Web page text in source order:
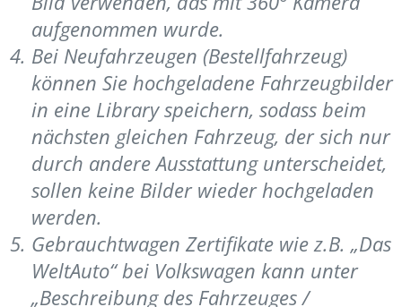
aufgenommen wurde.
Bei Neufahrzeugen (Bestellfahrzeug)
können Sie hochgeladene Fahrzeugbilder
in eine Library speichern, sodass beim
nächsten gleichen Fahrzeug, der sich nur
durch andere Ausstattung unterscheidet,
sollen keine Bilder wieder hochgeladen
werden.
Gebrauchtwagen Zertifikate wie z.B. „Das
WeltAuto“ bei Volkswagen kann unter
„Beschreibung des Fahrzeuges /